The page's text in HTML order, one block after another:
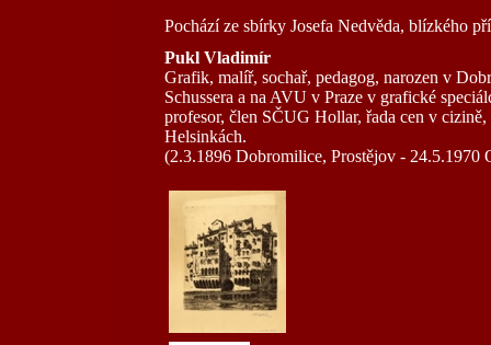
Pochází ze sbírky Josefa Nedvěda, blízkého
Pukl Vladimír
Grafik, malíř, sochař, pedagog, narozen v
Schussera a na AVU v Praze v grafické
profesor, člen SČUG Hollar, řada cen v
Helsinkách.
(2.3.1896 Dobromilice, Prostějov - 24.5.1970